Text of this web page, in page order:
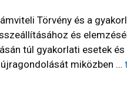
Törvény és a
és
túl gyakorlati esetek
miközben …